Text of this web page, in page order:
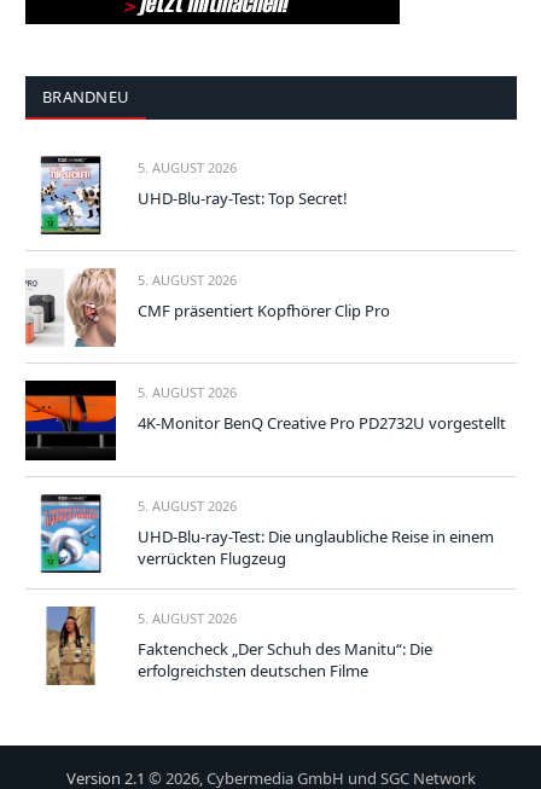
BRANDNEU
5. AUGUST 2026
UHD-Blu-ray-Test: Top Secret!
5. AUGUST 2026
CMF präsentiert Kopfhörer Clip Pro
5. AUGUST 2026
4K-Monitor BenQ Creative Pro PD2732U vorgestellt
5. AUGUST 2026
UHD-Blu-ray-Test: Die unglaubliche Reise in einem
verrückten Flugzeug
5. AUGUST 2026
Faktencheck „Der Schuh des Manitu“: Die
erfolgreichsten deutschen Filme
Version 2.1 © 2026, Cybermedia GmbH und SGC Network